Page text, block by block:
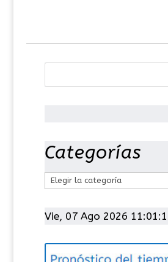
Categorías
t
g
Vie, 07 Ago 2026